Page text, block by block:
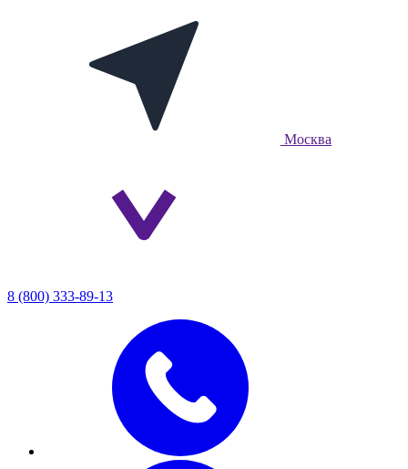
Москва
8 (800) 333-89-13